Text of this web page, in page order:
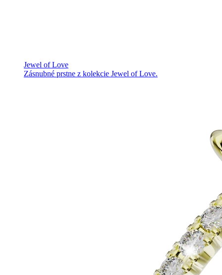
Jewel of Love
Zásnubné prstne z kolekcie Jewel of Love.